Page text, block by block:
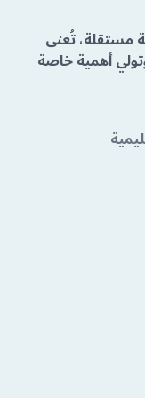
مستقلة، تُعنى
أهمية خاصة